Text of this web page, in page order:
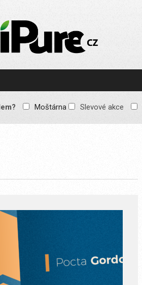
IPURE.CZ
Prémiový Apple e-
reklamy, žádné
obsah pro všechny
Moštárna Slevové akce